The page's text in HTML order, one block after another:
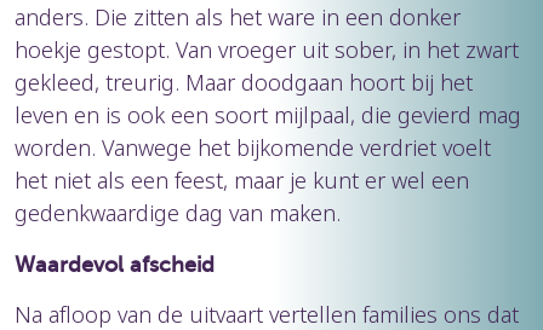
anders. Die zitten als het ware in een donker
hoekje gestopt. Van vroeger uit sober, in het zwart
gekleed, treurig. Maar doodgaan hoort bij het
leven en is ook een soort mijlpaal, die gevierd mag
worden. Vanwege het bijkomende verdriet voelt
het niet als een feest, maar je kunt er wel een
gedenkwaardige dag van maken.
Waardevol afscheid
Na afloop van de uitvaart vertellen families ons dat